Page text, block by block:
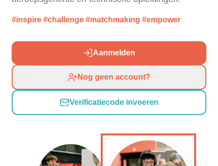
#inspire #challenge #matchmaking #empower
Aanmelden
Nog geen account?
Verificatiecode invoeren